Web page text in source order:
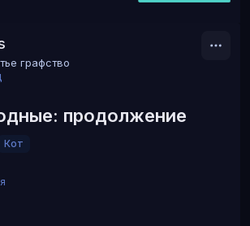
графство
продолжение
Кот